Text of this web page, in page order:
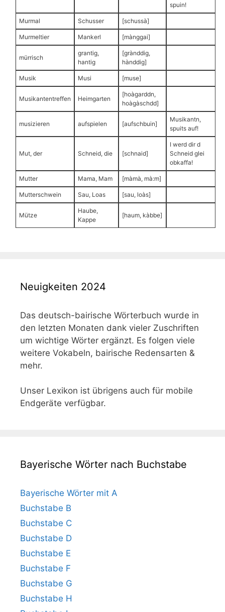
spuin!
Murmal Schusser [schussà]
Murmeltier Mankerl [mànggai]
mürrisch
grantig,
hantig
[grànddig,
hànddig]
Musik Musi [muse]
Musikantentreffen Heimgarten
[hoàgarddn,
hoàgàschdd]
musizieren aufspielen [aufschbuin]
Musikantn,
spuits auf!
Mut, der Schneid, die [schnaid]
I werd dir d
Schneid glei
obkaffa!
Mutter Mama, Mam [màmà, mà:m]
Mutterschwein Sau, Loas [sau, loàs]
Mütze
Haube,
Kappe
[haum, kàbbe]
Neuigkeiten 2024
Das deutsch-bairische Wörterbuch wurde in
den letzten Monaten dank vieler Zuschriften
um wichtige Wörter ergänzt. Es folgen viele
weitere Vokabeln, bairische Redensarten &
mehr.
Unser Lexikon ist übrigens auch für mobile
Endgeräte verfügbar.
Bayerische Wörter nach Buchstabe
Bayerische Wörter mit A
Buchstabe B
Buchstabe C
Buchstabe D
Buchstabe E
Buchstabe F
Buchstabe G
Buchstabe H